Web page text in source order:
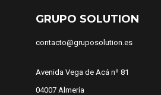
GRUPO SOLUTION
contacto@gruposolution.es
Avenida Vega de Acá nº 81
04007 Almería